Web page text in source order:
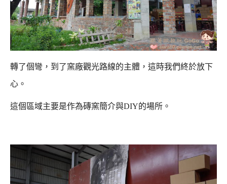
轉了個彎，到了窯廠觀光路線的主體，這時我們終於放下
心。
這個區域主要是作為磚窯簡介與DIY的場所。